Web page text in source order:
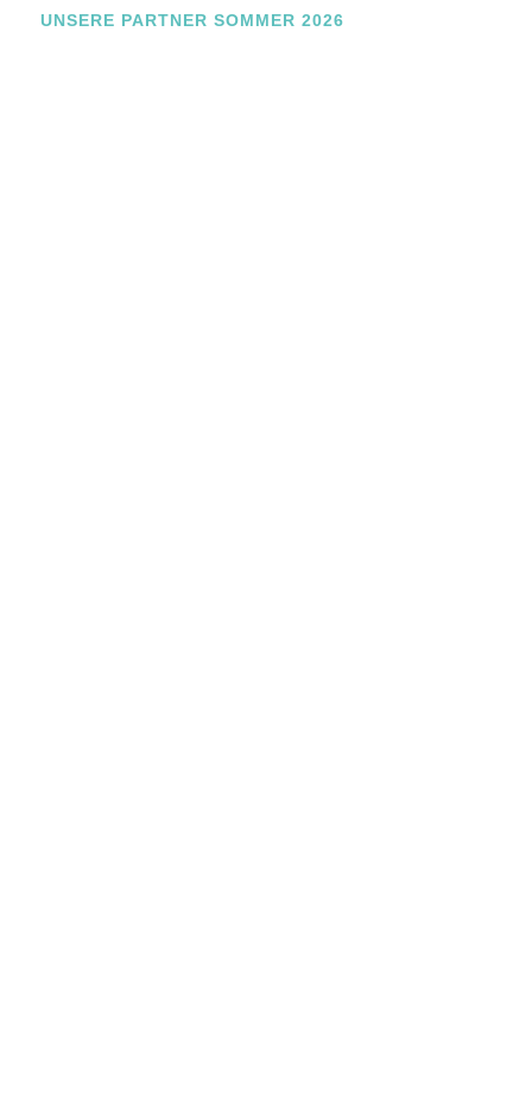
l
UNSERE PARTNER SOMMER 2026